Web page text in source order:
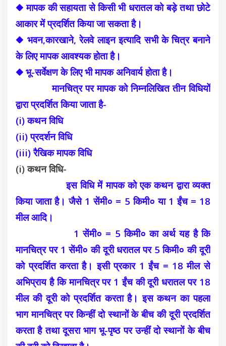
◆ मापक की सहायता से किसी भी धरातल को बड़े तथा छोटे
आकार में प्रदर्शित किया जा सकता है।
◆ भवन,कारखाने, रेलवे लाइन इत्यादि सभी के चित्र बनाने
के लिए मापक आवश्यक होता है।
◆ भू-सर्वेक्षण के लिए भी मापक अनिवार्य होता है।
मानचित्र पर मापक को निम्नलिखित तीन विधियों
द्वारा प्रदर्शित किया जाता है-
(i) कथन विधि
(ii) प्रदर्शन विधि
(iii) रैखिक मापक विधि
(i) कथन विधि-
इस विधि में मापक को एक कथन द्वारा व्यक्त
किया जाता है। जैसे 1 सेंमी० = 5 किमी० या 1 ईंच = 18
मील आदि।
1 सेंमी० = 5 किमी० का अर्थ यह है कि
मानचित्र पर 1 सेंमी० की दूरी धरातल पर 5 किमी० की दूरी
को प्रदर्शित करता है। इसी प्रकार 1 ईंच = 18 मील से
अभिप्राय है कि मानचित्र पर 1 ईंच की दूरी धरातल पर 18
मील की दूरी को प्रदर्शित करता है। इस कथन का पहला
भाग मानचित्र पर किन्हीं दो स्थानों के बीच की दूरी प्रदर्शित
करता है तथा दूसरा भाग भू-पृष्ठ पर उन्हीं दोस्थानों के बीच